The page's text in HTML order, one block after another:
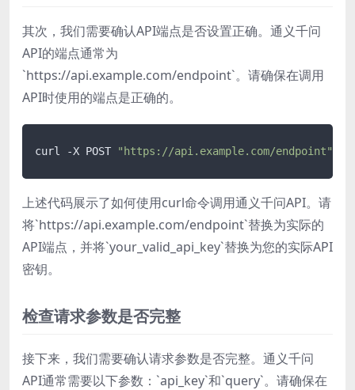
其次，我们需要确认API端点是否设置正确。通义千问
API的端点通常为
`https://api.example.com/endpoint`。请确保在调用
API时使用的端点是正确的。
curl -X POST "https://api.example.com/endpoint"
上述代码展示了如何使用curl命令调用通义千问API。请
将`https://api.example.com/endpoint`替换为实际的
API端点，并将`your_valid_api_key`替换为您的实际API
密钥。
检查请求参数是否完整
接下来，我们需要确认请求参数是否完整。通义千问
API通常需要以下参数：`api_key`和`query`。请确保在